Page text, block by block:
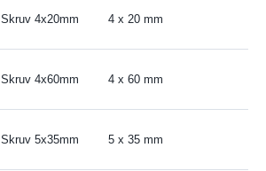
Skruv 4x20mm 4 x 20 mm
Skruv 4x60mm 4 x 60 mm
Skruv 5x35mm 5 x 35 mm